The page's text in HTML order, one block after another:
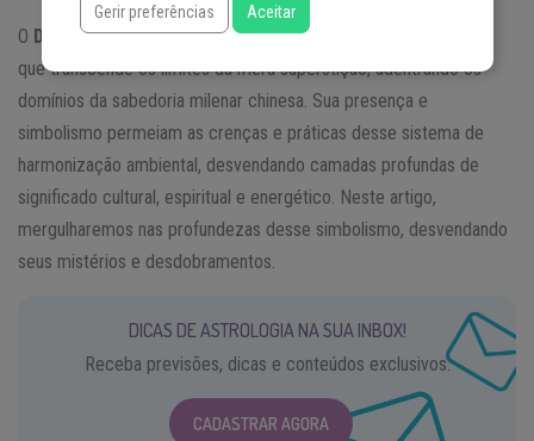
O Dragão noFeng Shuié uma poderosa e intrigante metáfora
que transcende os limites da mera superstição, adentrando os
domínios da sabedoria milenar chinesa. Sua presença e
simbolismo permeiam as crenças e práticas desse sistema de
harmonização ambiental, desvendando camadas profundas de
significado cultural, espiritual e energético. Neste artigo,
mergulharemos nas profundezas desse simbolismo, desvendando
seus mistérios e desdobramentos.
DICAS DE ASTROLOGIA NA SUA INBOX!
Receba previsões, dicas e conteúdos exclusivos.
CADASTRAR AGORA
Gerir preferências Aceitar